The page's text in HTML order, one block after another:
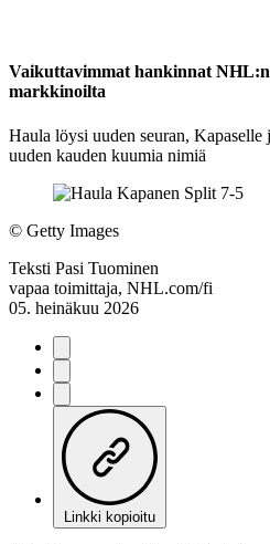
Vaikuttavimmat hankinnat NHL:n
markkinoilta
Haula löysi uuden seuran,
uuden kauden kuumia nimiä
© Getty Images
Teksti Pasi Tuominen
vapaa toimittaja, NHL.com/fi
05. heinäkuu 2026
Linkki kopioitu